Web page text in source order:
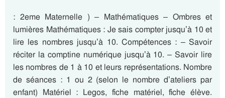
: 2eme Maternelle ) – Mathématiques – Ombres et
lumières Mathématiques : Je sais compter jusqu’à 10 et
lire les nombres jusqu’à 10. Compétences : – Savoir
réciter la comptine numérique jusqu’à 10. – Savoir lire
les nombres de 1 à 10 et leurs représentations. Nombre
de séances : 1 ou 2 (selon le nombre d’ateliers par
enfant) Matériel : Legos, fiche matériel, fiche élève.